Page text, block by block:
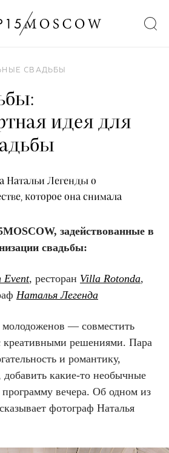
СВАДЬБЫ
идея для
Натальи Легенды о
которое она снимала
задействованные в
свадьбы:
Event, ресторан Villa Rotonda,
Наталья Легенда
— совместить
креативными решениями. Пара
и романтику,
какие-то необычные
вечера. Об одном из
фотограф Наталья